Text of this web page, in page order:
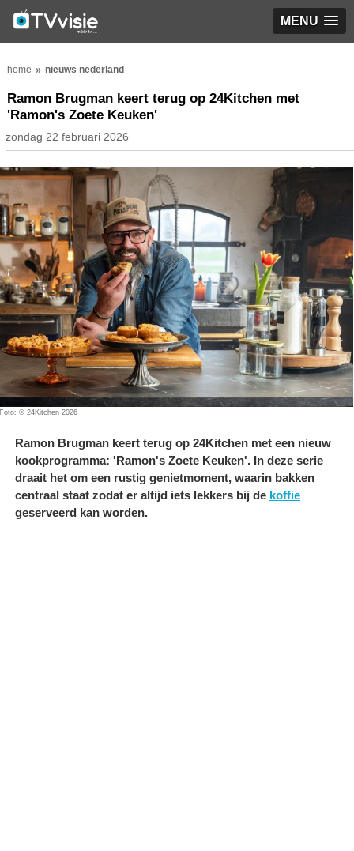
MENU
home nieuws nederland
Ramon Brugman keert terug op 24Kitchen met
'Ramon's Zoete Keuken'
zondag 22 februari 2026
Foto: © 24Kitchen 2026
Ramon Brugman keert terug op 24Kitchen met een nieuw
kookprogramma: 'Ramon's Zoete Keuken'. In deze serie
draait het om een rustig genietmoment, waarin bakken
centraal staat zodat er altijd iets lekkers bij de koffie
geserveerd kan worden.